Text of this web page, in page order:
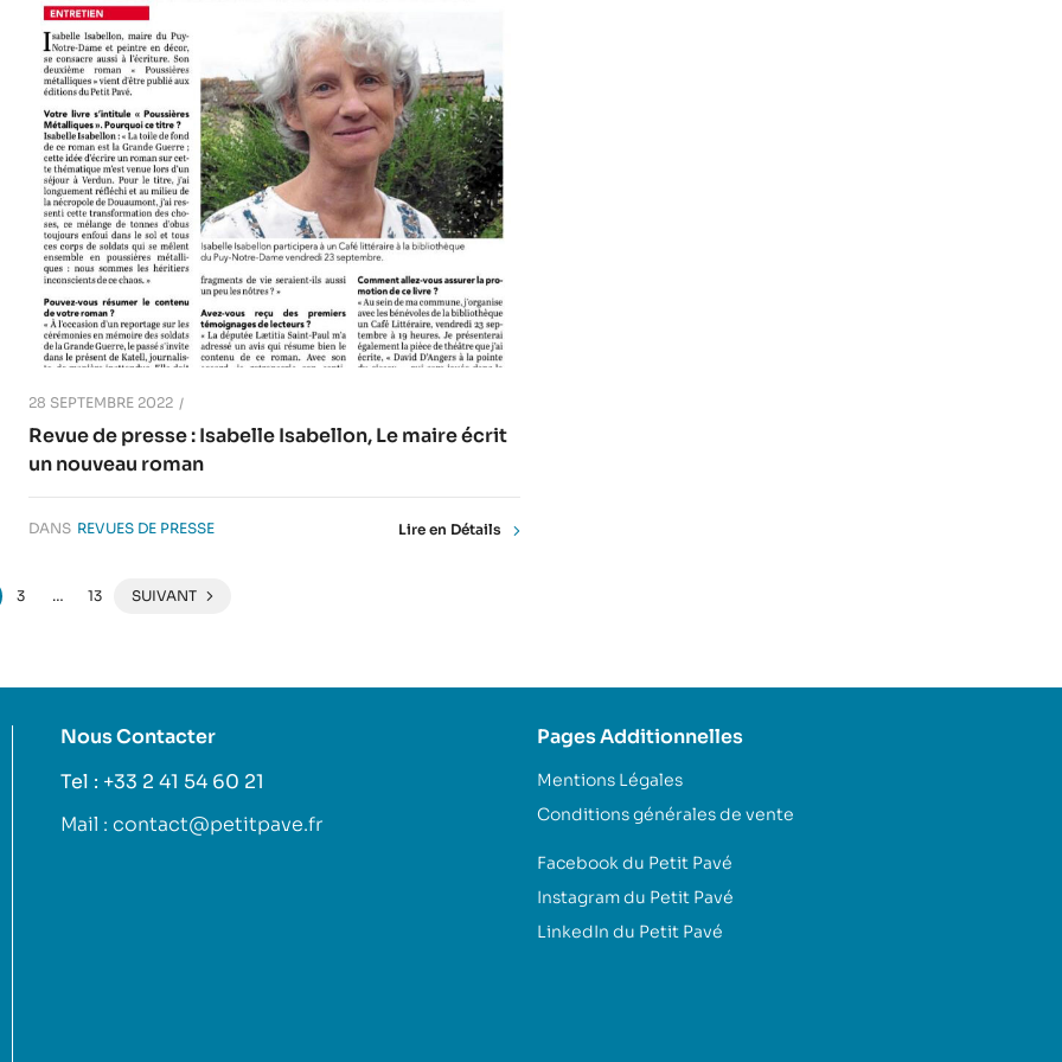
28 SEPTEMBRE 2022
Revue de presse : Isabelle Isabellon, Le maire écrit
un nouveau roman
DANS REVUES DE PRESSE Lire en Détails
3 … 13 SUIVANT
Nous Contacter
Tel : +33 2 41 54 60 21
Mail : contact@petitpave.fr
Pages Additionnelles
Mentions Légales
Conditions générales de vente
Facebook du Petit Pavé
Instagram du Petit Pavé
LinkedIn du Petit Pavé